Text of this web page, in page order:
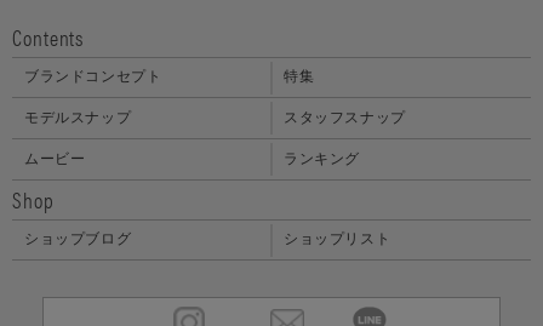
Contents
ブランドコンセプト 特集
モデルスナップ スタッフスナップ
ムービー ランキング
Shop
ショップブログ ショップリスト